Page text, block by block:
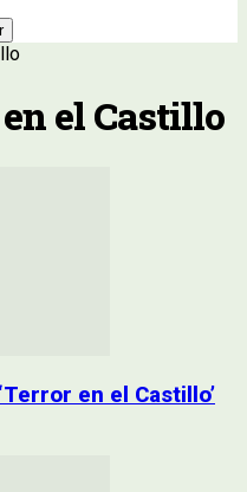
el Castillo
en el Castillo’